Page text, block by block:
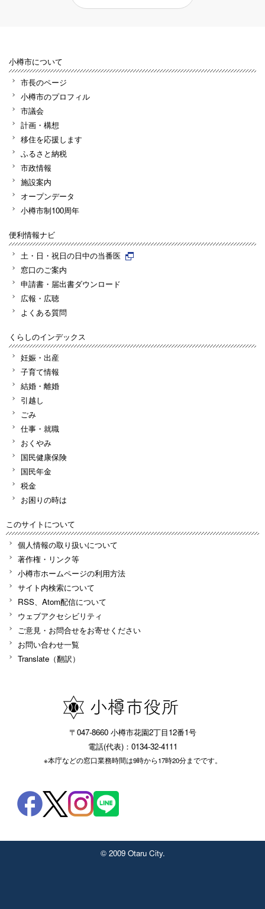
小樽市について
市長のページ
小樽市のプロフィル
市議会
計画・構想
移住を応援します
ふるさと納税
市政情報
施設案内
オープンデータ
小樽市制100周年
便利情報ナビ
土・日・祝日の日中の当番医
窓口のご案内
申請書・届出書ダウンロード
広報・広聴
よくある質問
くらしのインデックス
妊娠・出産
子育て情報
結婚・離婚
引越し
ごみ
仕事・就職
おくやみ
国民健康保険
国民年金
税金
お困りの時は
このサイトについて
個人情報の取り扱いについて
著作権・リンク等
小樽市ホームページの利用方法
サイト内検索について
RSS、Atom配信について
ウェブアクセシビリティ
ご意見・お問合せをお寄せください
お問い合わせ一覧
Translate（翻訳）
〒047-8660 小樽市花園2丁目12番1号
電話(代表)：0134-32-4111
※本庁などの窓口業務時間は9時から17時20分までです。
© 2009 Otaru City.